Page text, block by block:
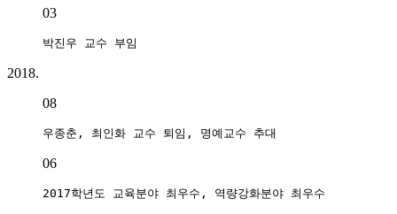
03
박진우 교수 부임
2018.
08
우종춘, 최인화 교수 퇴임, 명예교수 추대
06
2017학년도 교육분야 최우수, 역량강화분야 최우수